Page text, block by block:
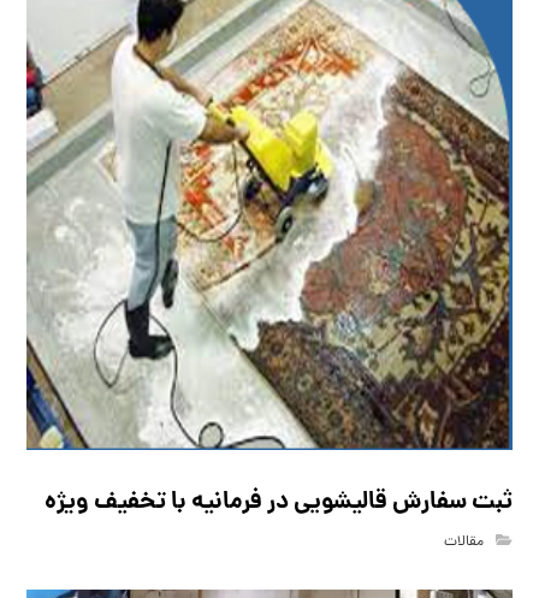
ثبت سفارش قالیشویی در فرمانیه با تخفیف ویژه
مقالات